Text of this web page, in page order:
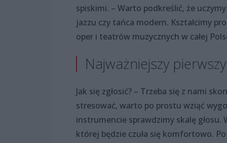
spiskimi. – Warto podkreślić, że
jazzu czy tańca modern. Kształcimy
oper i teatrów muzycznych w całej
Najważniejszy
Jak się zgłosić? – Trzeba się z nami
stresować, warto po prostu wziąć
instrumencie sprawdzimy skalę
której będzie czuła się komfortowo.